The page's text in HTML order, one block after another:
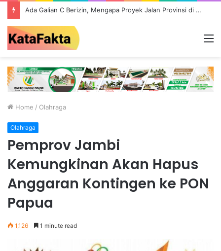
Ada Galian C Berizin, Mengapa Proyek Jalan Provinsi di Tebo Diduga Gunakan Material Ilegal?
Home / Olahraga
Olahraga
Pemprov Jambi
Kemungkinan Akan Hapus
Anggaran Kontingen ke PON
Papua
1,126 1 minute read